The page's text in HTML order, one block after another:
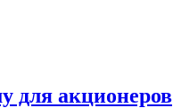
для акционеров